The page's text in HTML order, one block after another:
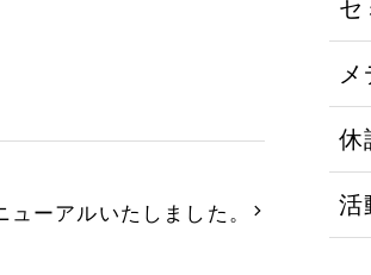
ーアルいたしました。
セ
休
活